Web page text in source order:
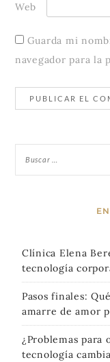
Web
Guarda mi
navegador para la
Clínica Elena
tecnología
Pasos finales:
amarre de amor
¿Problemas para
tecnología